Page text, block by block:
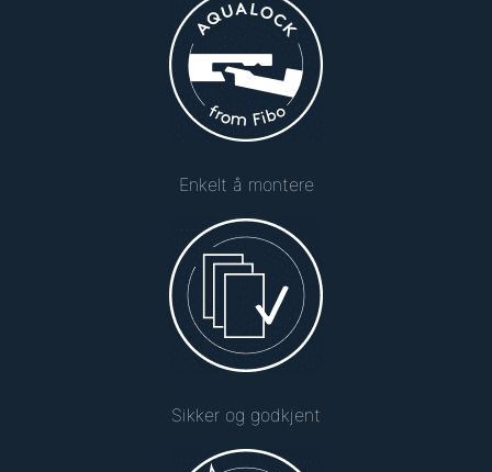
Enkelt å montere
Sikker og godkjent